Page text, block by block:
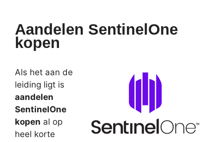
Aandelen SentinelOne
kopen
Als het aan de
leiding ligt is
aandelen
SentinelOne
kopen al op
heel korte